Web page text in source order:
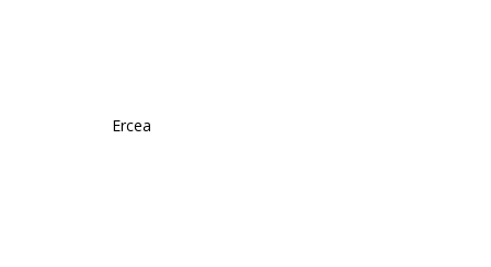
Ercea